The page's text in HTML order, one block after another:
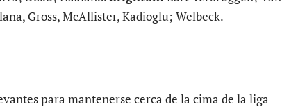
Gross, McAllister, Kadioglu; Welbeck.
para mantenerse cerca de la cima de la liga